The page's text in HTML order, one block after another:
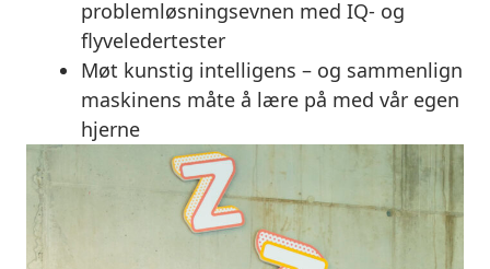
problemløsningsevnen med IQ- og
flyveledertester
Møt kunstig intelligens – og sammenlign
maskinens måte å lære på med vår egen
hjerne